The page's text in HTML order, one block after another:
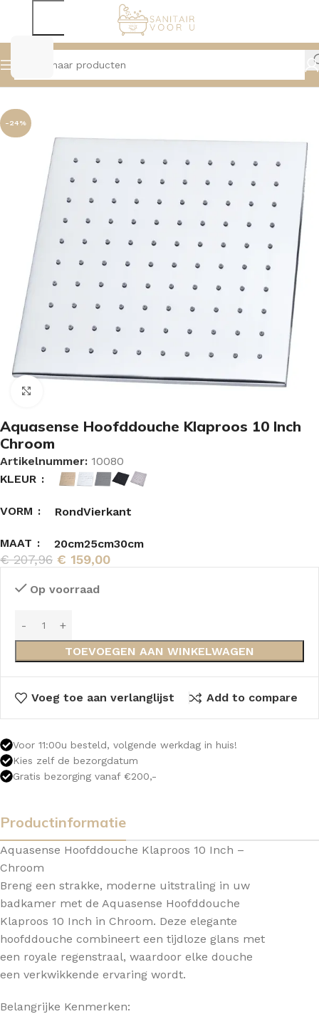
Home Douche Hoofddouches, Muur- en Plafondarmen
-24%
Aquasense Hoofddouche Klaproos 10 Inch
Chroom
Artikelnummer: 10080
KLEUR
VORM RondVierkant
MAAT 20cm25cm30cm
€207,96 € 159,00
Op voorraad
TOEVOEGEN AAN WINKELWAGEN
Voeg toe aan verlanglijst Add to compare
Voor 11:00u besteld, volgende werkdag in huis!
Kies zelf de bezorgdatum
Gratis bezorging vanaf €200,-
Productinformatie
Aquasense Hoofddouche Klaproos 10 Inch –
Chroom
Breng een strakke, moderne uitstraling in uw
badkamer met de Aquasense Hoofddouche
Klaproos 10 Inch in Chroom. Deze elegante
hoofddouche combineert een tijdloze glans met
een royale regenstraal, waardoor elke douche
een verkwikkende ervaring wordt.
Belangrijke Kenmerken: